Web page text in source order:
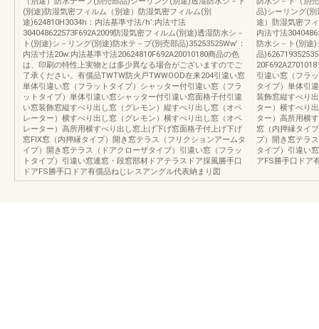
(別途)防湿気密フィルム（別途）防湿気密フィルム(別
途)624810H3034h：内法基準寸法/h’:内法寸法
304048622573F692A2009防湿気密フィルム(別途)透湿防水シ－
ト(別途)シ－リング(別途)防水テ－プ(別売部品)35253525Ww’：
内法寸法20w:内法基準寸法20624810F692A20010180商品の色
は、印刷の特性上実物とは多少異なる場合がございますのでご
了承ください。有償品TWTW防火戸TWWOOD在来204引違い窓
単体引違い窓（フラットタイプ）シャッター付引違い窓（フラ
ットタイプ）単体引違い窓シャッター付引違い窓面格子付引違
い窓装飾窓縦すべり出し窓（グレモン）縦すべり出し窓（オペ
レーター）横すべり出し窓（グレモン）横すべり出し窓（オペ
レーター）高所用横すべり出し窓上げ下げ窓面格子付上げ下げ
窓FIX窓（内押縁タイプ）開き窓テラス（フリクションアームタ
イプ）開き窓テラス（ドアクローザタイプ）引違い窓（フラッ
トタイプ）引違い窓連窓・段窓部材ドアテラスドア採風勝手口
ドアFS勝手口ドア有償品ねじレスアングル代表納まり図
品)シーリング(
途）防湿気密フ
内法寸法
防水シ－ト(別途
品
引違い窓（フラ
タイプ）単体引
装飾窓縦すべり
ター）横すべり
ター）高所用横
窓（内押縁タイ
プ）開き窓テラ
タイプ）引違い
アFS勝手口ドア